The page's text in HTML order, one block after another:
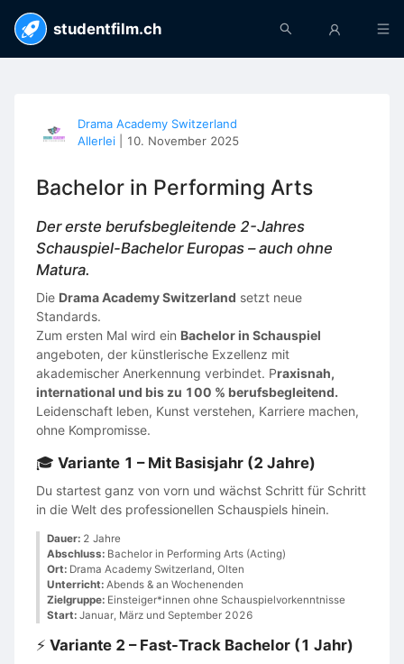
studentfilm.ch
Drama Academy Switzerland
Allerlei
10. November 2025
Bachelor in Performing Arts
Der erste berufsbegleitende 2-Jahres
Schauspiel-Bachelor Europas – auch ohne
Matura.
Die Drama Academy Switzerland setzt neue
Standards.
Zum ersten Mal wird ein Bachelor in Schauspiel
angeboten, der künstlerische Exzellenz mit
akademischer Anerkennung verbindet. Praxisnah,
international und bis zu 100 % berufsbegleitend.
Leidenschaft leben, Kunst verstehen, Karriere machen,
ohne Kompromisse.
🎓 Variante 1 – Mit Basisjahr (2 Jahre)
Du startest ganz von vorn und wächst Schritt für Schritt
in die Welt des professionellen Schauspiels hinein.
Dauer: 2 Jahre
Abschluss: Bachelor in Performing Arts (Acting)
Ort: Drama Academy Switzerland, Olten
Unterricht: Abends & an Wochenenden
Zielgruppe: Einsteiger*innen ohne Schauspielvorkenntnisse
Start: Januar, März und September 2026
⚡️ Variante 2 – Fast-Track Bachelor (1 Jahr)